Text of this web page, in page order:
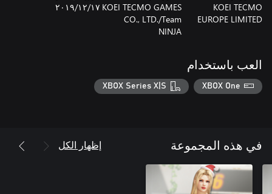
KOEI TECMO
EUROPE LIMITED
KOEI TECMO GAMES
CO., LTD./Team
NINJA
١٧‏/١٢‏/٢٠١٩
العب باستخدام
XBOX One
XBOX Series X|S
في هذه المجموعة إظهار الكل